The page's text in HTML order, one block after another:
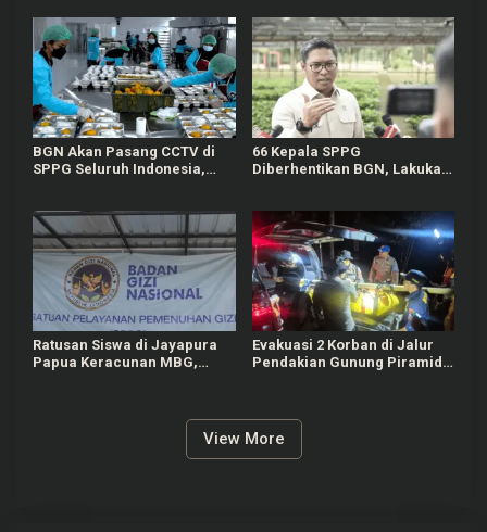
BGN Akan Pasang CCTV di
SPPG Seluruh Indonesia,
66 Kepala SPPG
Diberhentikan BGN, Lakukan
Ratusan Siswa di Jayapura
Papua Keracunan MBG,
Evakuasi 2 Korban di Jalur
Pendakian Gunung Piramid
View More